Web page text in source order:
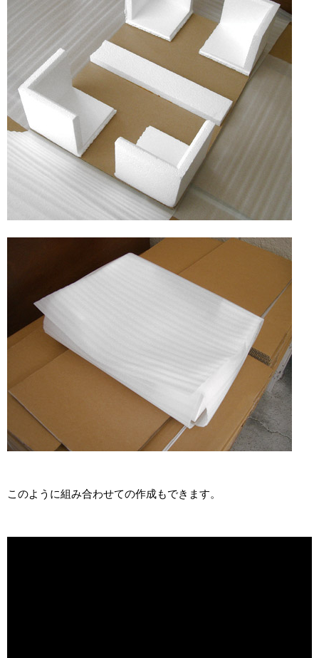
このように組み合わせての作成もできます。
産業・電化製品用
ノベルティ
アニメ関連
2009年